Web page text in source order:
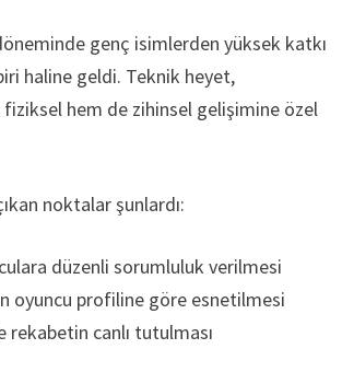
genç isimlerden yüksek katkı
haline geldi. Teknik heyet,
fiziksel hem de zihinsel gelişimine özel
noktalar şunlardı:
düzenli sorumluluk verilmesi
oyuncu profiline göre esnetilmesi
rekabetin canlı tutulması